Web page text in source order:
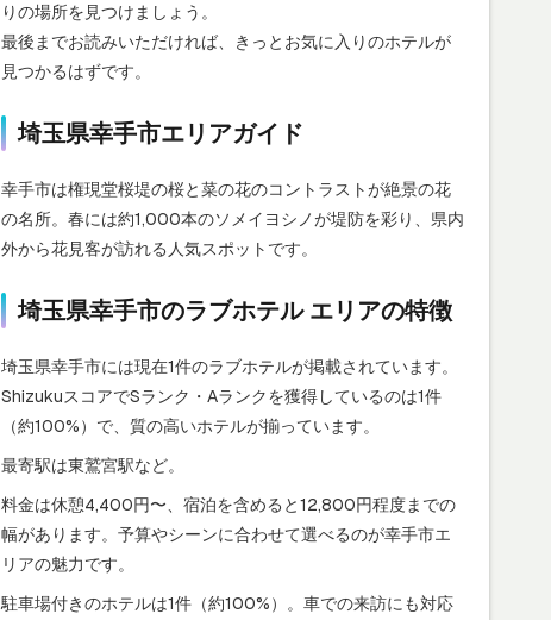
りの場所を見つけましょう。
最後までお読みいただければ、きっとお気に入りのホテルが
見つかるはずです。
埼玉県幸手市エリアガイド
幸手市は権現堂桜堤の桜と菜の花のコントラストが絶景の花
の名所。春には約1,000本のソメイヨシノが堤防を彩り、県内
外から花見客が訪れる人気スポットです。
埼玉県幸手市のラブホテル エリアの特徴
埼玉県幸手市には現在1件のラブホテルが掲載されています。
ShizukuスコアでSランク・Aランクを獲得しているのは1件
（約100%）で、質の高いホテルが揃っています。
最寄駅は東鷲宮駅など。
料金は休憩4,400円〜、宿泊を含めると12,800円程度までの
幅があります。予算やシーンに合わせて選べるのが幸手市エ
リアの魅力です。
駐車場付きのホテルは1件（約100%）。車での来訪にも対応